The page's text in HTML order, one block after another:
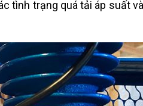
tình trạng quá tải áp suất